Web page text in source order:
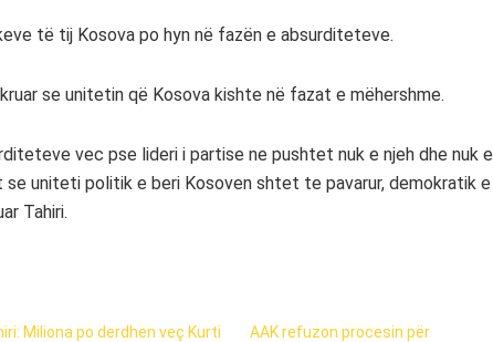
të tij Kosova po hyn në fazën e absurditeteve.
se unitetin që Kosova kishte në fazat e mëhershme.
vec pse lideri i partise ne pushtet nuk e njeh dhe nuk e
uniteti politik e beri Kosoven shtet te pavarur, demokratik e
Tahiri.
Miliona po derdhen veç Kurti
AAK refuzon procesin për